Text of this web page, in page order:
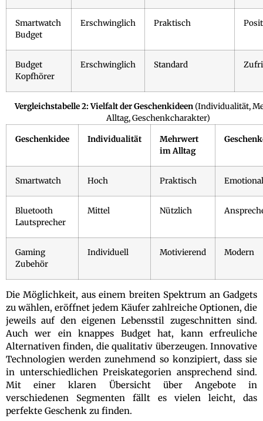
Smartwatch
Budget
Erschwinglich Praktisch
Budget
Kopfhörer
Erschwinglich Standard
Vergleichstabelle 2: Vielfalt der Geschenkideen(Individualität,
Alltag, Geschenkcharakter)
Geschenkidee Individualität
Mehrwert
im Alltag
Smartwatch Hoch Praktisch Emotional
Bluetooth
Lautsprecher
Mittel Nützlich
Gaming
Zubehör
Individuell Motivierend Modern
Die Möglichkeit, aus einem breiten Spektrum an Gadgets
zu wählen, eröffnet jedem Käufer zahlreiche Optionen, die
jeweils auf den eigenen Lebensstil zugeschnitten sind.
Auch wer ein knappes Budget hat, kann erfreuliche
Alternativen finden, die qualitativ überzeugen. Innovative
Technologien werden zunehmend so konzipiert, dass sie
in unterschiedlichen Preiskategorien ansprechend sind.
Mit einer klaren Übersicht über Angebote in
verschiedenen Segmenten fällt es vielen leicht, das
perfekte Geschenk zu finden.